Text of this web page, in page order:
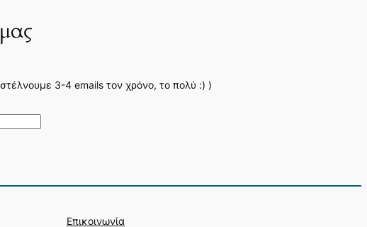
3-4 emails τον χρόνο, το πολύ :) )
Επικοινωνία